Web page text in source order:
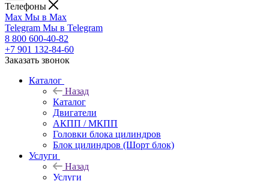
Телефоны
Max Мы в Max
Telegram Мы в Telegram
8 800 600-40-82
+7 901 132-84-60
Заказать звонок
Каталог
Назад
Каталог
Двигатели
АКПП / МКПП
Головки блока цилиндров
Блок цилиндров (Шорт блок)
Услуги
Назад
Услуги